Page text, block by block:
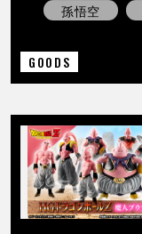
孫悟空
GOODS